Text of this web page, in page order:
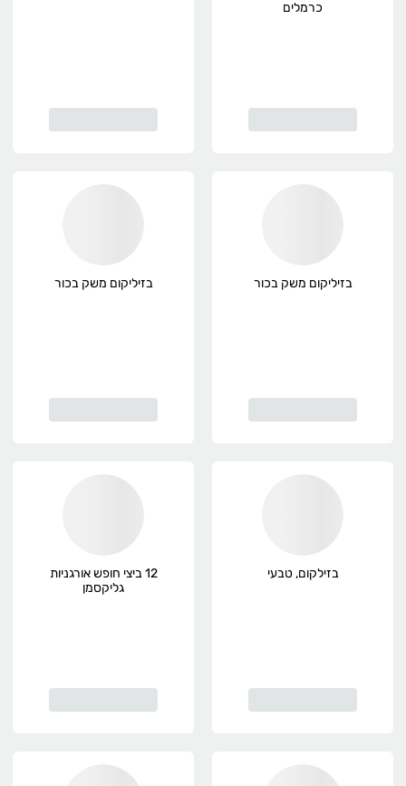
כרמלים
בזיליקום משק בכור בזיליקום משק בכור
בזילקום, טבעי
12 ביצי חופש אורגניות
גליקסמן